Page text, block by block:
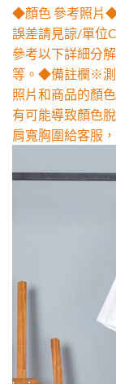
◆顏色 參考照片◆
誤差請見諒/單位
參考以下詳細分
等。◆備註欄※測
照片和商品的顏
有可能導致顏色
肩寬胸圍給客服